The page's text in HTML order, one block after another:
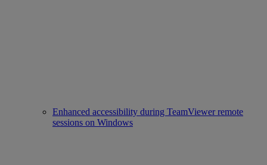
Enhanced accessibility during TeamViewer remote
sessions on Windows